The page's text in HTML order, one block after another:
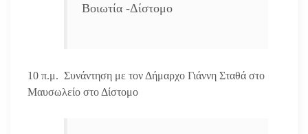
Βοιωτία -Δίστομο
10 π.μ. Συνάντηση με τον Δήμαρχο Γιάννη Σταθά στο
Μαυσωλείο στο Δίστομο